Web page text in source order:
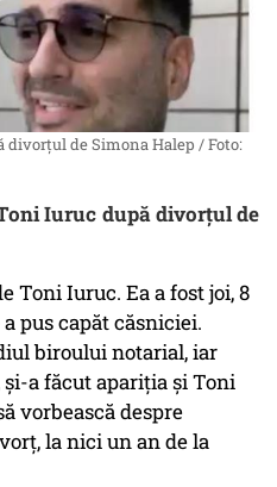
de Simona Halep / Foto:
Iuruc după divorțul de
Toni Iuruc. Ea a fost joi, 8
pus capăt căsniciei.
biroului notarial, iar
a făcut apariția și Toni
vorbească despre
la nici un an de la